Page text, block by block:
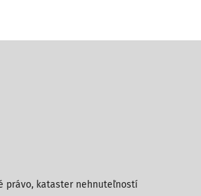
právo, kataster nehnuteľností